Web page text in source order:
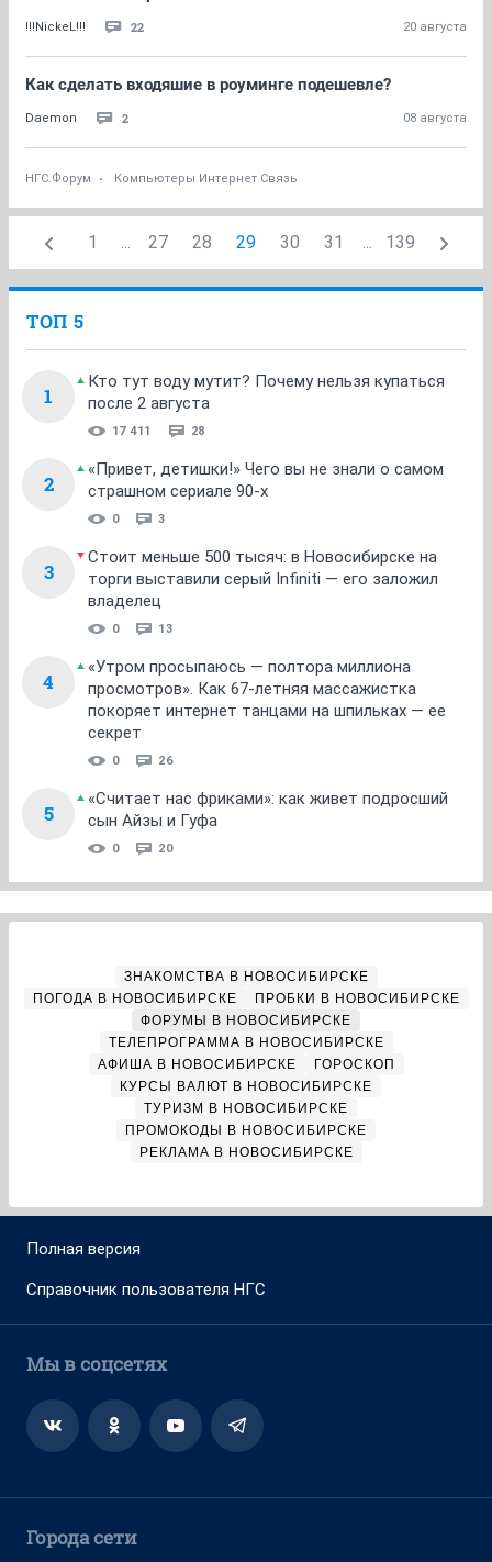
!!!NickeL!!! 22 20 августа
Как сделать входяшие в роуминге подешевле?
Daemon 2 08 августа
НГС.Форум Компьютеры Интернет Связь
1 ... 27 28 29 30 31 ... 139
ТОП 5
1
Кто тут воду мутит? Почему нельзя купаться
после 2 августа
17 411 28
2
«Привет, детишки!» Чего вы не знали о самом
страшном сериале 90-х
0 3
3
Стоит меньше 500 тысяч: в Новосибирске на
торги выставили серый Infiniti — его заложил
владелец
0 13
4
«Утром просыпаюсь — полтора миллиона
просмотров». Как 67-летняя массажистка
покоряет интернет танцами на шпильках — ее
секрет
0 26
5
«Считает нас фриками»: как живет подросший
сын Айзы и Гуфа
0 20
ЗНАКОМСТВА В НОВОСИБИРСКЕ
ПОГОДА В НОВОСИБИРСКЕ
ПРОБКИ В НОВОСИБИРСКЕ
ФОРУМЫ В НОВОСИБИРСКЕ
ТЕЛЕПРОГРАММА В НОВОСИБИРСКЕ
АФИША В НОВОСИБИРСКЕ
ГОРОСКОП
КУРСЫ ВАЛЮТ В НОВОСИБИРСКЕ
ТУРИЗМ В НОВОСИБИРСКЕ
ПРОМОКОДЫ В НОВОСИБИРСКЕ
РЕКЛАМА В НОВОСИБИРСКЕ
Полная версия
Справочник пользователя НГС
Мы в соцсетях
Города сети